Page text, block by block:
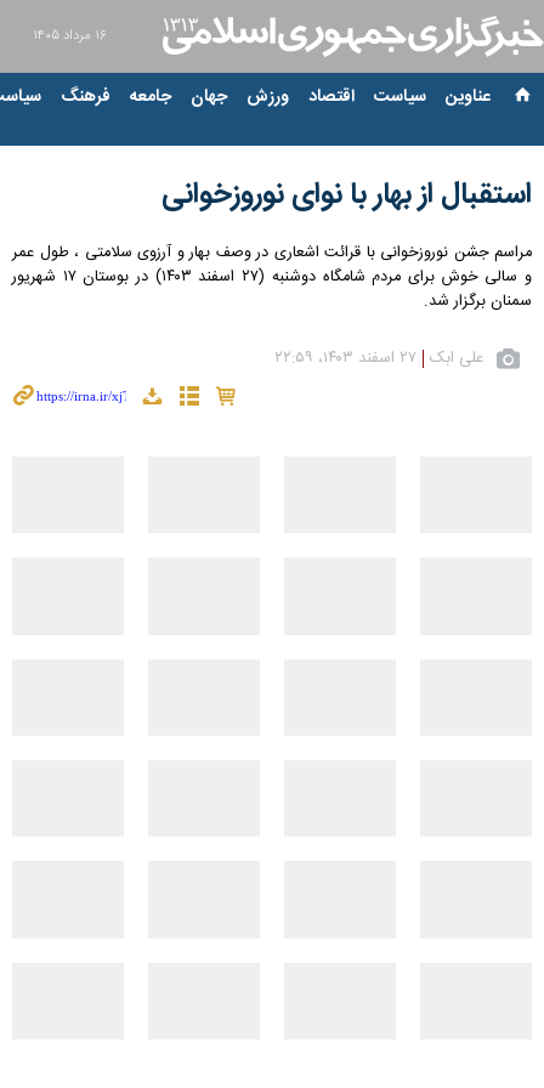
۱۶ مرداد ۱۴۰۵
عناوین‌ سیاست اقتصاد ورزش جهان جامعه فرهنگ
استقبال از بهار با نوای نوروزخوانی
مراسم جشن نوروزخوانی با قرائت اشعاری در وصف بهار و آرزوی سلامتی ، طول عمر
و سالی خوش برای مردم شامگاه دوشنبه (۲۷ اسفند ۱۴۰۳) در بوستان ۱۷ شهریور
سمنان برگزار شد.
علی ابک ۲۷ اسفند ۱۴۰۳، ۲۲:۵۹